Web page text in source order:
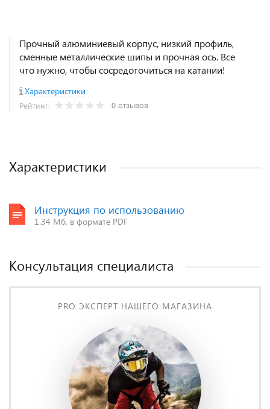
Прочный алюминиевый корпус, низкий профиль,
сменные металлические шипы и прочная ось. Все
что нужно, чтобы сосредоточиться на катании!
Характеристики
Рейтинг: 0 отзывов
Характеристики
Инструкция по использованию
1.34 Мб, в формате PDF
Консультация специалиста
PRO ЭКСПЕРТ НАШЕГО МАГАЗИНА